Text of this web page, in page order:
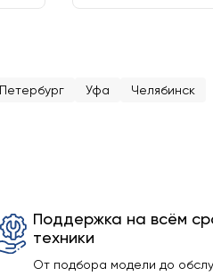
Уфа Челябинск
Поддержка на всём
техники
От подбора модели до